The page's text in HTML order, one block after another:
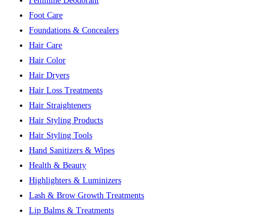
Foot Care
Foundations & Concealers
Hair Care
Hair Color
Hair Dryers
Hair Loss Treatments
Hair Straighteners
Hair Styling Products
Hair Styling Tools
Hand Sanitizers & Wipes
Health & Beauty
Highlighters & Luminizers
Lash & Brow Growth Treatments
Lip Balms & Treatments